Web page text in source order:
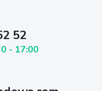
52
- 17:00